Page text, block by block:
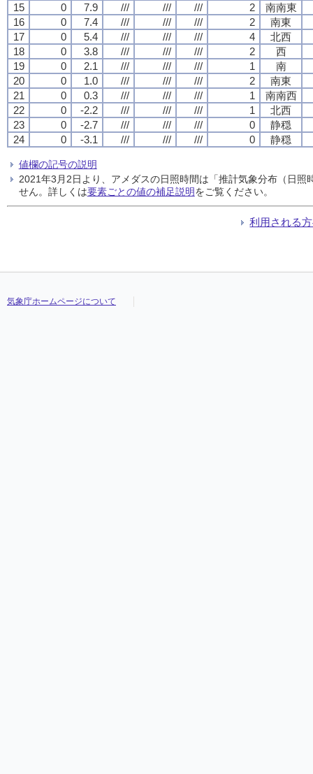
15
0 7.9 /// /// /// 2
南南東
16
0 7.4 /// /// /// 2
南東
17
0 5.4 /// /// /// 4
北西
18
0 3.8 /// /// /// 2
西
19
0 2.1 /// /// /// 1
南
20
0 1.0 /// /// /// 2
南東
21
0 0.3 /// /// /// 1
南南西
22
0 -2.2 /// /// /// 1
北西
23
0 -2.7 /// /// /// 0
静穏
24
0 -3.1 /// /// /// 0 静穏
値欄の記号の説明
2021年3月2日より、アメダスの日照時間は「推計気象分布（日
せん。詳しくは要素ごとの値の補足説明をご覧ください。
利用される
気象庁ホームページについて